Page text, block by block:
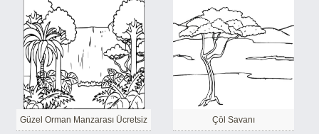
Güzel Orman Manzarası Ücretsiz Çöl Savanı